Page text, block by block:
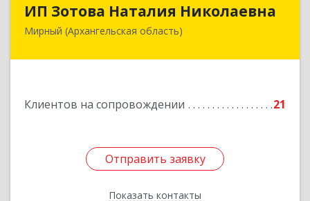
ИП Зотова Наталия Николаевна
Мирный (Архангельская область)
Клиентов на сопровождении 21
Отправить заявку
Показать контакты
164170, г.Мирный, Архангельской обл.,
Отправить заявку
Назад